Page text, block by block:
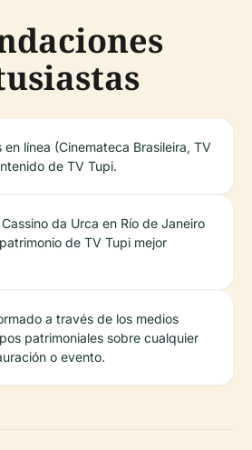
en línea (Cinemateca Brasileira, TV
de TV Tupi.
da Urca en Río de Janeiro
de TV Tupi mejor
a través de los medios
patrimoniales sobre cualquier
o evento.